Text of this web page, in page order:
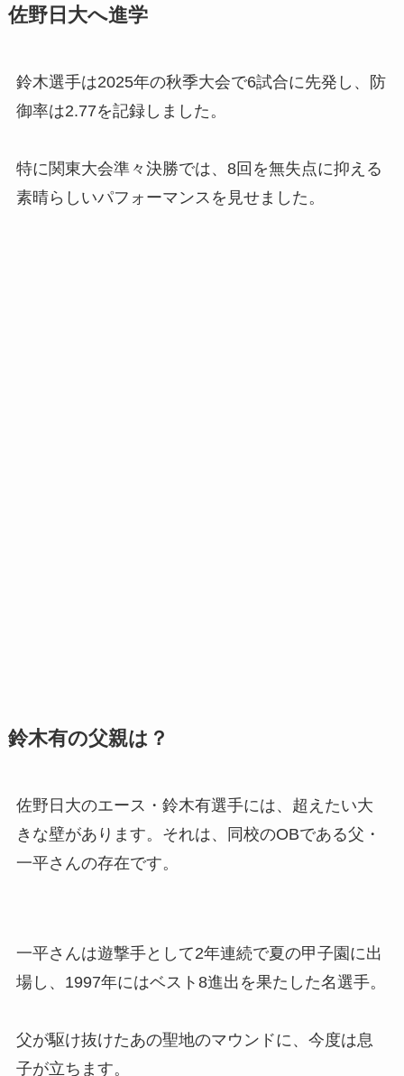
佐野日大へ進学
鈴木選手は2025年の秋季大会で6試合に先発し、防
御率は2.77を記録しました。
特に関東大会準々決勝では、8回を無失点に抑える
素晴らしいパフォーマンスを見せました。
鈴木有の父親は？
佐野日大のエース・鈴木有選手には、超えたい大
きな壁があります。それは、同校のOBである父・
一平さんの存在です。
一平さんは遊撃手として2年連続で夏の甲子園に出
場し、1997年にはベスト8進出を果たした名選手。
父が駆け抜けたあの聖地のマウンドに、今度は息
子が立ちます。